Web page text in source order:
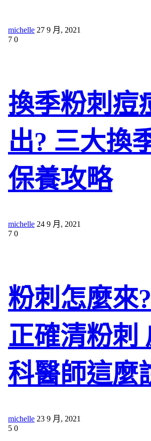
michelle 27 9 月, 2021
7 0
換季粉刺痘
出? 三大換
保養攻略
michelle 24 9 月, 2021
7 0
粉刺怎麼來
正確清粉刺
科醫師這麼
michelle 23 9 月, 2021
5 0